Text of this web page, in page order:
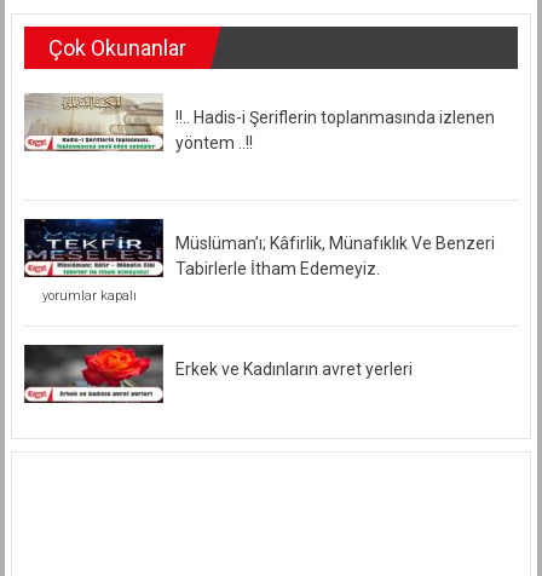
Çok Okunanlar
!!.. Hadis-i Şeriflerin toplanmasında izlenen
yöntem ..!!
Müslüman’ı; Kâfirlik, Münafıklık Ve Benzeri
Tabirlerle İtham Edemeyiz.
Müslüman’ı;
Münafıklık
Ve
Benzeri
Tabirlerle
İtham
yorumlar kapalı
Erkek ve Kadınların avret yerleri